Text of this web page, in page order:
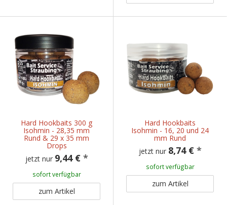
Hard Hookbaits 300 g
Isohmin - 28,35 mm
Rund & 29 x 35 mm
Drops
jetzt nur 9,44 € *
sofort verfügbar
zum Artikel
Hard Hookbaits
Isohmin - 16, 20 und 24
mm Rund
jetzt nur 8,74 € *
sofort verfügbar
zum Artikel